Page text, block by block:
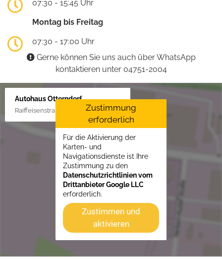
07:30 - 15:45 Uhr
Montag bis Freitag
07:30 - 17:00 Uhr
Gerne können Sie uns auch über WhatsApp
kontaktieren unter 04751-2004
Autohaus Otterndorf
Raiffeisenstraße 1, 21762 Otterndorf
Zustimmung
erforderlich
Für die Aktivierung der
Karten- und
Navigationsdienste ist Ihre
Zustimmung zu den
Datenschutzrichtlinien vom
Drittanbieter Google LLC
erforderlich.
Zustimmen und
aktivieren